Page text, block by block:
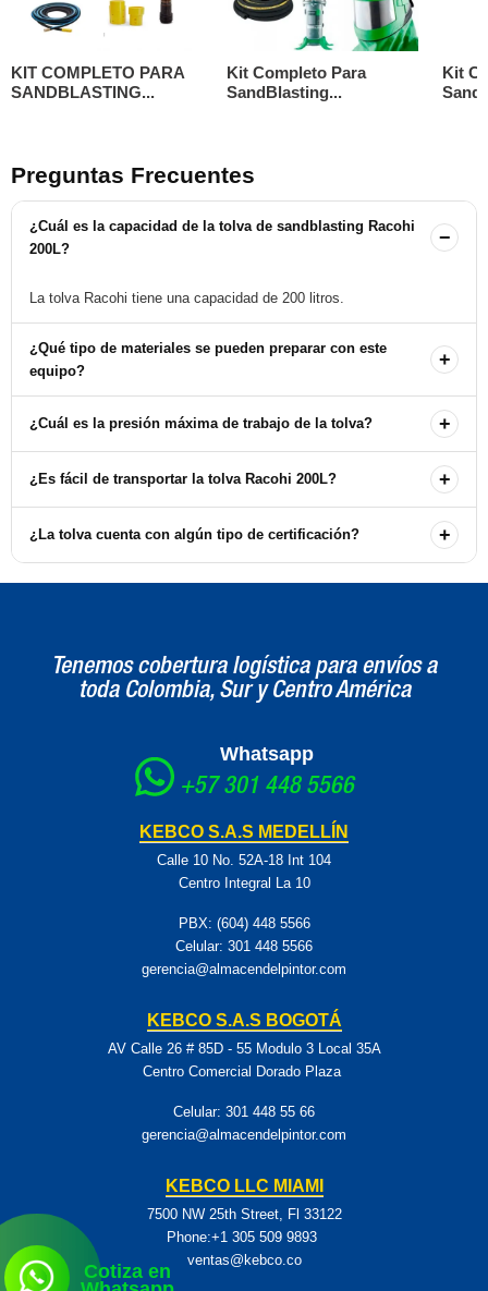
Cotiza en
KIT COMPLETO PARA
SANDBLASTING...
Kit Completo Para
SandBlasting...
Kit
Preguntas Frecuentes
¿Cuál es la capacidad de la tolva de sandblasting Racohi
200L?
−
La tolva Racohi tiene una capacidad de 200 litros.
¿Qué tipo de materiales se pueden preparar con este
equipo?
+
Este equipo es adecuado para la preparación de superficies de
¿Cuál es la presión máxima de trabajo de la tolva? +
La presión máxima de trabajo es de 12 bar, y la presión de prueba
¿Es fácil de transportar la tolva Racohi 200L? +
Sí, su diseño compacto permite un fácil manejo y transporte en el
¿La tolva cuenta con algún tipo de certificación? +
Sí, la tolva Racohi 200L cuenta con certificación CE.
Tenemos cobertura logística para envíos a
toda Colombia, Sur y Centro América
Whatsapp
+57 301 448 5566
KEBCO S.A.S MEDELLÍN
Calle 10 No. 52A-18 Int 104
Centro Integral La 10
PBX: (604) 448 5566
Celular: 301 448 5566
gerencia@almacendelpintor.com
KEBCO S.A.S BOGOTÁ
AV Calle 26 # 85D - 55 Modulo 3 Local 35A
Centro Comercial Dorado Plaza
Celular: 301 448 55 66
gerencia@almacendelpintor.com
KEBCO LLC MIAMI
7500 NW 25th Street, Fl 33122
Phone:+1 305 509 9893
ventas@kebco.co